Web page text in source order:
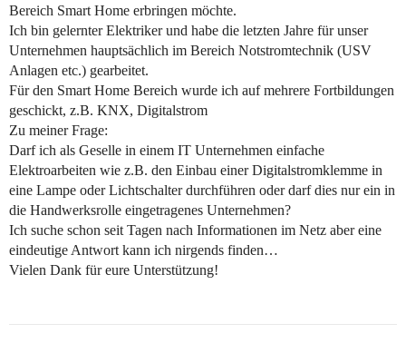
Bereich Smart Home erbringen möchte.
Ich bin gelernter Elektriker und habe die letzten Jahre für unser
Unternehmen hauptsächlich im Bereich Notstromtechnik (USV
Anlagen etc.) gearbeitet.
Für den Smart Home Bereich wurde ich auf mehrere Fortbildungen
geschickt, z.B. KNX, Digitalstrom
Zu meiner Frage:
Darf ich als Geselle in einem IT Unternehmen einfache
Elektroarbeiten wie z.B. den Einbau einer Digitalstromklemme in
eine Lampe oder Lichtschalter durchführen oder darf dies nur ein in
die Handwerksrolle eingetragenes Unternehmen?
Ich suche schon seit Tagen nach Informationen im Netz aber eine
eindeutige Antwort kann ich nirgends finden…
Vielen Dank für eure Unterstützung!